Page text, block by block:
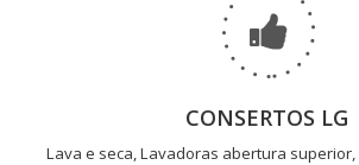
CONSERTOS LG
Lava e seca, Lavadoras abertura